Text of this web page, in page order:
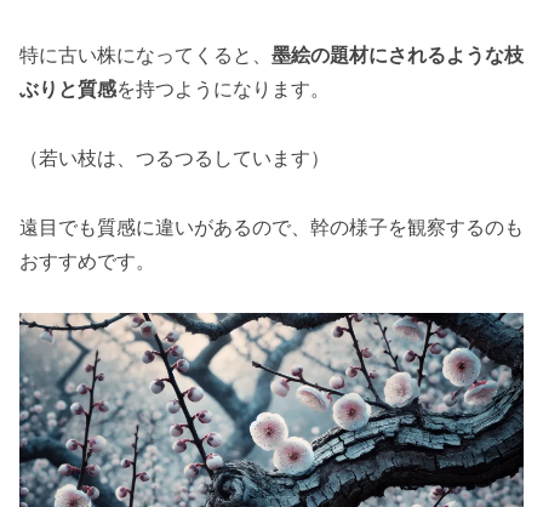
特に古い株になってくると、 墨絵の題材にされるような枝
ぶりと質感を持つようになります。
（若い枝は、つるつるしています）
遠目でも質感に違いがあるので、幹の様子を観察するのも
おすすめです。